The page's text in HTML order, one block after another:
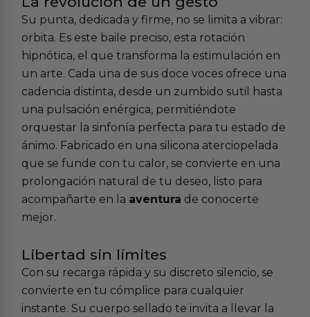
Su punta, dedicada y firme, no se limita a vibrar:
orbita. Es este baile preciso, esta rotación
hipnótica, el que transforma la estimulación en
un arte. Cada una de sus doce voces ofrece una
cadencia distinta, desde un zumbido sutil hasta
una pulsación enérgica, permitiéndote
orquestar la sinfonía perfecta para tu estado de
ánimo. Fabricado en una silicona aterciopelada
que se funde con tu calor, se convierte en una
prolongación natural de tu deseo, listo para
acompañarte en la aventura de conocerte
mejor.
Libertad sin límites
Con su recarga rápida y su discreto silencio, se
convierte en tu cómplice para cualquier
instante. Su cuerpo sellado te invita a llevar la